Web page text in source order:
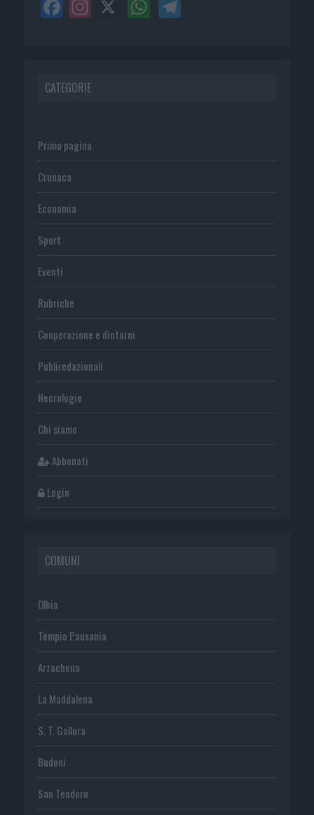
CATEGORIE
Prima pagina
Cronaca
Economia
Sport
Eventi
Rubriche
Cooperazione e dintorni
Publiredazionali
Necrologie
Chi siamo
Abbonati
Login
COMUNI
Olbia
Tempio Pausania
Arzachena
La Maddalena
S. T. Gallura
Budoni
San Teodoro